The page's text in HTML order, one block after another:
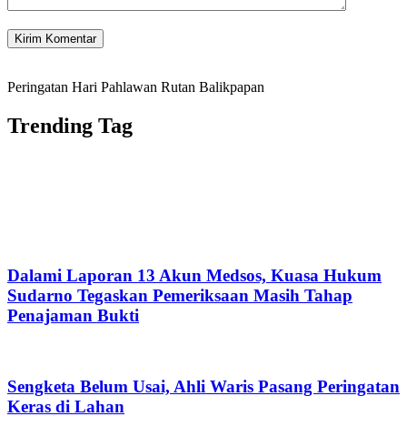
Peringatan Hari Pahlawan Rutan Balikpapan
Trending Tag
Dalami Laporan 13 Akun Medsos, Kuasa Hukum
Sudarno Tegaskan Pemeriksaan Masih Tahap
Penajaman Bukti
Sengketa Belum Usai, Ahli Waris Pasang Peringatan
Keras di Lahan